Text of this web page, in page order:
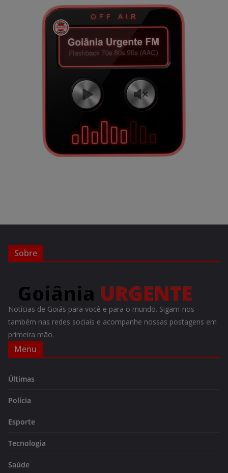
Sobre
Notícias de Goiás para você e para o mundo. Sigam-nos
também nas redes sociais e acompanhe nossas postagens em
primeira mão.
Menu
Últimas
Polícia
Esporte
Tecnologia
Saúde